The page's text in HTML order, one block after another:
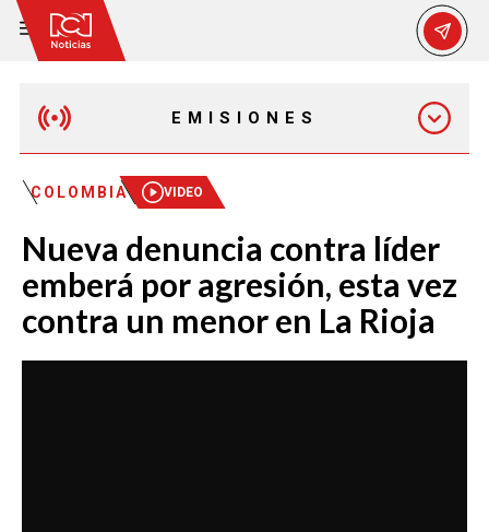
EMISIONES
EMISIÓN 12:30 PM
EMISIÓN 7:00 PM
COLOMBIA VIDEO
Nueva denuncia contra líder
emberá por agresión, esta vez
contra un menor en La Rioja